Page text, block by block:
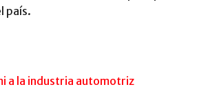
país.
a la industria automotriz